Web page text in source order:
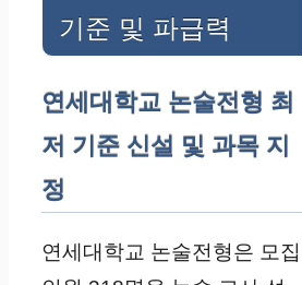
기준 및 파급력
연세대학교 논술전형 최
저 기준 신설 및 과목 지
정
연세대학교 논술전형은 모집